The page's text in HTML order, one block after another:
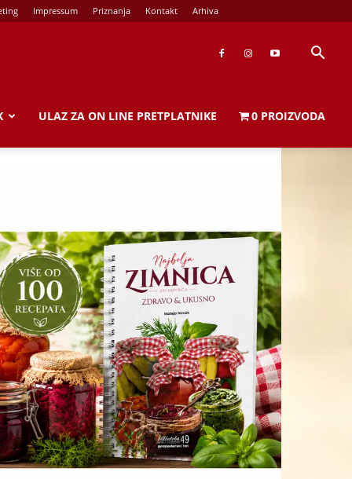
Impressum Priznanja Kontakt Arhiva
ULAZ ZA ON LINE PRETPLATNIKE 0 PROIZVODA